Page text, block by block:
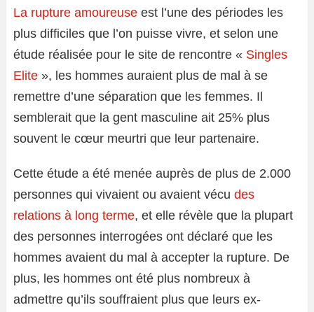
La rupture amoureuse est l’une des périodes les
plus difficiles que l’on puisse vivre, et selon une
étude réalisée pour le site de rencontre « Singles
Elite », les hommes auraient plus de mal à se
remettre d’une séparation que les femmes. Il
semblerait que la gent masculine ait 25% plus
souvent le cœur meurtri que leur partenaire.
Cette étude a été menée auprès de plus de 2.000
personnes qui vivaient ou avaient vécu des
relations à long terme, et elle révèle que la plupart
des personnes interrogées ont déclaré que les
hommes avaient du mal à accepter la rupture. De
plus, les hommes ont été plus nombreux à
admettre qu’ils souffraient plus que leurs ex-